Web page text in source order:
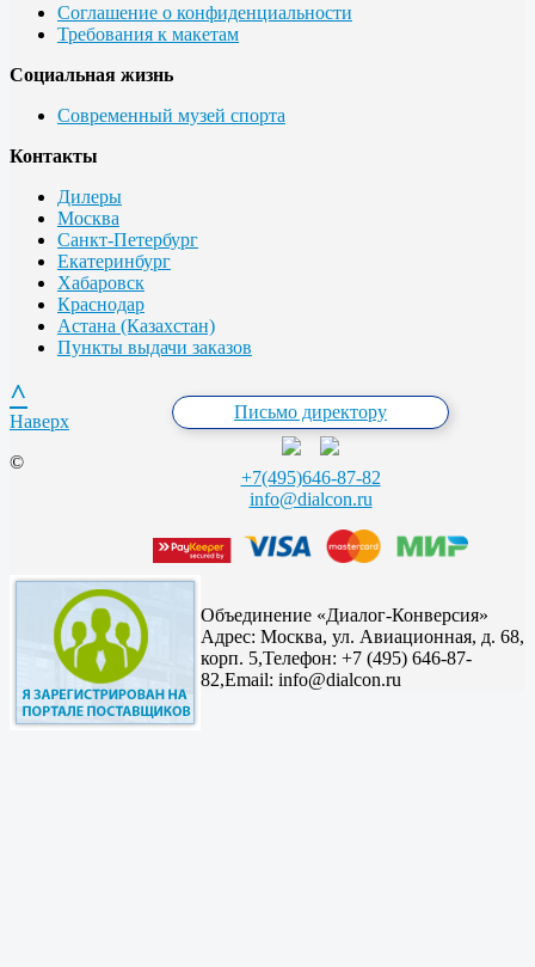
Соглашение о конфиденциальности
Требования к макетам
Социальная жизнь
Современный музей спорта
Контакты
Дилеры
Москва
Санкт-Петербург
Екатеринбург
Хабаровск
Краснодар
Астана (Казахстан)
Пункты выдачи заказов
Письмо директору
+7(495)646-87-82
info@dialcon.ru
^
Наверх
©
Объединение «Диалог-Конверсия»
Адрес: Москва, ул. Авиационная, д. 68,
корп. 5,Телефон: +7 (495) 646-87-
82,Email: info@dialcon.ru